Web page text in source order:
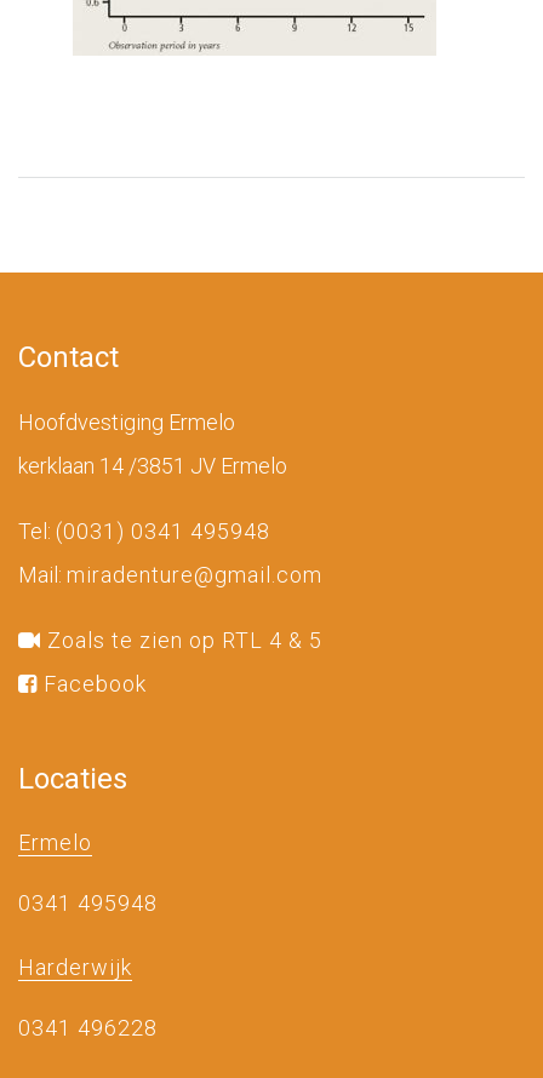
Contact
Hoofdvestiging Ermelo
kerklaan 14 /3851 JV Ermelo
Tel: (0031) 0341 495948
Mail: miradenture@gmail.com
Zoals te zien op RTL 4 & 5
Facebook
Locaties
Ermelo
0341 495948
Harderwijk
0341 496228